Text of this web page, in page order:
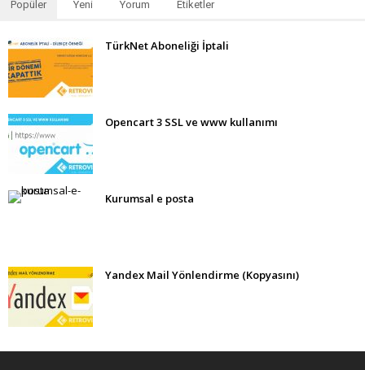
Popüler Yeni Yorum Etiketler
TürkNet Aboneliği İptali
Opencart 3 SSL ve www kullanımı
Kurumsal e posta
Yandex Mail Yönlendirme (Kopyasını)